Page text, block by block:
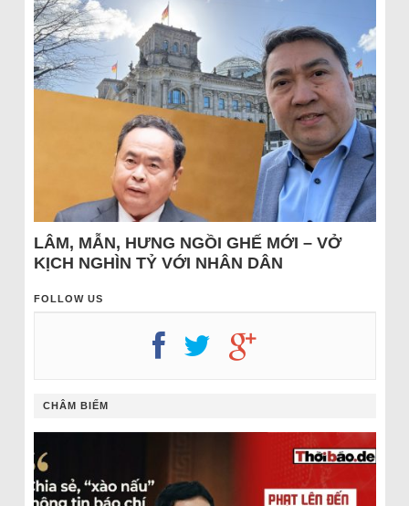
LÂM, MẪN, HƯNG NGỒI GHẾ MỚI – VỞ
KỊCH NGHÌN TỶ VỚI NHÂN DÂN
FOLLOW US
CHÂM BIẾM